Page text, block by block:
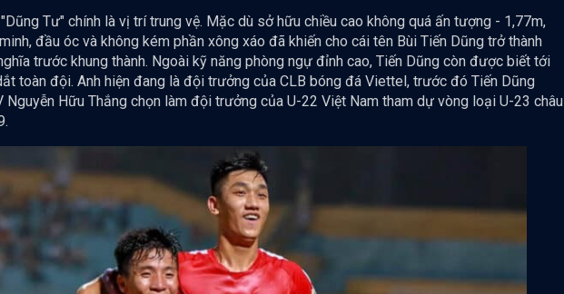
Tư" chính là vị trí trung vệ. Mặc dù sở hữu chiều cao không quá ấn tượng - 1,77m,
đầu óc và không kém phần xông xáo đã khiến cho cái tên Bùi Tiến Dũng trở thành
trước khung thành. Ngoài kỹ năng phòng ngự đỉnh cao, Tiến Dũng còn được biết tới
toàn đội. Anh hiện đang là đội trưởng của CLB bóng đá Viettel, trước đó Tiến Dũng
Hữu Thắng chọn làm đội trưởng của U-22 Việt Nam tham dự vòng loại U-23 châu